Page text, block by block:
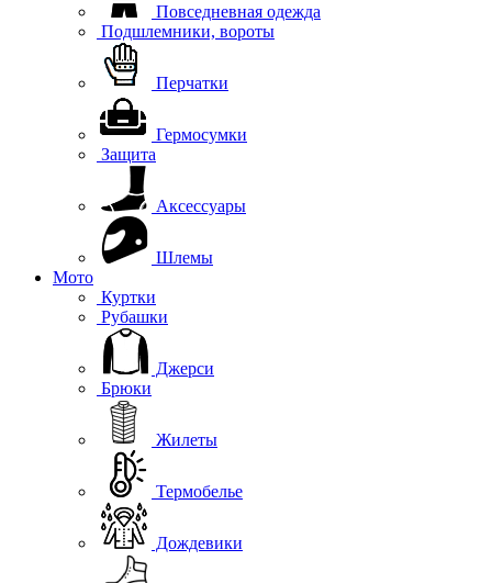
Повседневная одежда
Подшлемники, вороты
Перчатки
Гермосумки
Защита
Аксессуары
Шлемы
Мото
Куртки
Рубашки
Джерси
Брюки
Жилеты
Термобелье
Дождевики